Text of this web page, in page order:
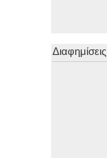
Διαφημίσεις